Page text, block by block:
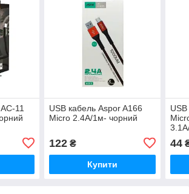
11
USB кабель Aspor A166
Micro 2.4A/1м- чорний
122₴
Купити
44